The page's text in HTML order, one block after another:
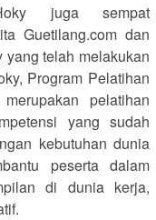
juga sempat
Guetilang.com dan
telah melakukan
Program Pelatihan
pelatihan
yang sudah
kebutuhan dunia
peserta dalam
di dunia kerja,